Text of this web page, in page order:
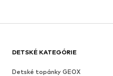
DETSKÉ KATEGÓRIE
Detské topánky GEOX